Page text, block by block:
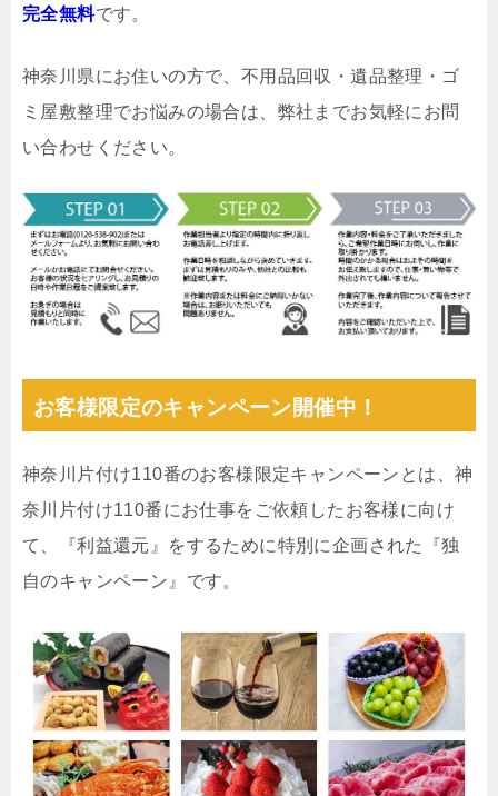
完全無料です。
神奈川県にお住いの方で、不用品回収・遺品整理・ゴ
ミ屋敷整理でお悩みの場合は、弊社までお気軽にお問
い合わせください。
お客様限定のキャンペーン開催中！
神奈川片付け110番のお客様限定キャンペーンとは、神
奈川片付け110番にお仕事をご依頼したお客様に向け
て、『利益還元』をするために特別に企画された『独
自のキャンペーン』です。